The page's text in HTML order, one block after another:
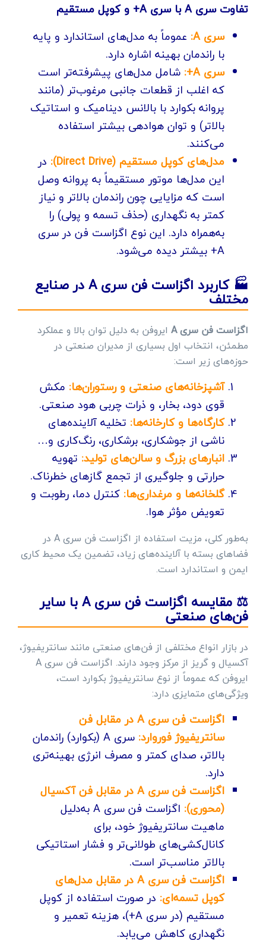
تفاوت سری A با سری A+ و کوپل مستقیم
سری A:
عموماً به مدل‌های استاندارد و پایه
با راندمان بهینه اشاره دارد.
سری A+:
شامل مدل‌های پیشرفته‌تر است
که اغلب از قطعات جانبی مرغوب‌تر (مانند
پروانه بکوارد با بالانس دینامیک و استاتیک
بالاتر) و توان هوادهی بیشتر استفاده
می‌کنند.
مدل‌های کوپل مستقیم (Direct Drive):
در
این مدل‌ها موتور مستقیماً به پروانه وصل
است که مزایایی چون راندمان بالاتر و نیاز
کمتر به نگهداری (حذف تسمه و پولی) را
به‌همراه دارد. این نوع اگزاست فن در سری
A+ بیشتر دیده می‌شود.
🏭 کاربرد اگزاست فن سری A در صنایع
مختلف
اگزاست فن سری A
ایروفن به دلیل توان بالا و عملکرد
مطمئن، انتخاب اول بسیاری از مدیران صنعتی در
حوزه‌های زیر است:
آشپزخانه‌های صنعتی و رستوران‌ها: مکش
قوی دود، بخار، و ذرات چربی هود صنعتی.
کارگاه‌ها و کارخانه‌ها: تخلیه آلاینده‌های
ناشی از جوشکاری، برشکاری، رنگ‌کاری و…
انبارهای بزرگ و سالن‌های تولید: تهویه
حرارتی و جلوگیری از تجمع گازهای خطرناک.
گلخانه‌ها و مرغداری‌ها: کنترل دما، رطوبت و
تعویض مؤثر هوا.
به‌طور کلی، مزیت استفاده از اگزاست فن سری A در
فضاهای بسته با آلاینده‌های زیاد، تضمین یک محیط کاری
ایمن و استاندارد است.
⚖️ مقایسه اگزاست فن سری A با سایر
فن‌های صنعتی
در بازار انواع مختلفی از فن‌های صنعتی مانند سانتریفیوژ،
آکسیال و گریز از مرکز وجود دارند. اگزاست فن سری A
ایروفن که عموماً از نوع سانتریفیوژ بکوارد است،
ویژگی‌های متمایزی دارد:
اگزاست فن سری A در مقابل فن
سانتریفیوژ فوروارد:
سری A (بکوارد) راندمان
بالاتر، صدای کمتر و مصرف انرژی بهینه‌تری
دارد.
اگزاست فن سری A در مقابل فن آکسیال
(محوری):
اگزاست فن سری A به‌دلیل
ماهیت سانتریفیوژ خود، برای
کانال‌کشی‌های طولانی‌تر و فشار استاتیکی
بالاتر مناسب‌تر است.
اگزاست فن سری A در مقابل مدل‌های
کوپل تسمه‌ای: در صورت استفاده از کوپل
مستقیم (در سری A+)، هزینه تعمیر و
نگهداری کاهش می‌یابد.